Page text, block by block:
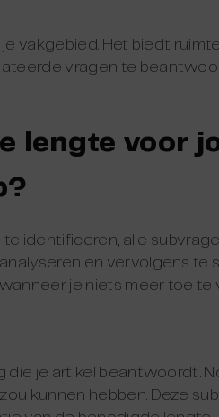
vakgebied. Het biedt
vragen te
lengte voor
identificeren, alle
en vervolgens te
je niets meer toe te
die je artikel beantwoordt.
kunnen hebben. Deze